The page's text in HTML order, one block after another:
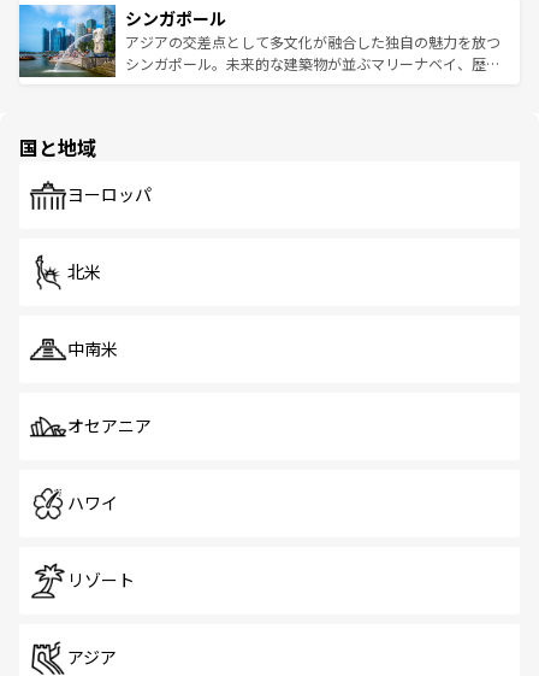
参照してほしい。
激する。気候は一年中温暖で、どの季節にも異なる楽しみ
が待っている。親しみやすいタイの人々、仏教を中心とし
た文化、そして多様な観光資源が、訪れる旅人を魅了し続
み、どこを訪れても感動するはず。観光スポットが密集し
ており、効率よく見どころを回れるのも魅力。息をのむよ
うな絶景から文化的な体験まで、香港を存分に楽しみ尽く
シンガポール
アジアの交差点として多文化が融合した独自の魅力を放つ
シンガポール。未来的な建築物が並ぶマリーナベイ、歴史
で、ホーカーズは地元の風情を楽しめる外せないスポット
国と地域
ヨーロッパ
北米
中南米
オセアニア
ハワイ
リゾート
アジア